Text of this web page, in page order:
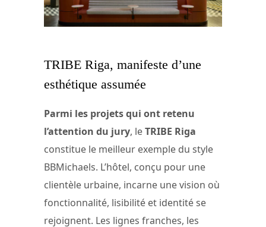
TRIBE Riga, manifeste d’une
esthétique assumée
Parmi les projets qui ont retenu
l’attention du jury, leTRIBE Riga
constitue le meilleur exemple du style
BBMichaels. L’hôtel, conçu pour une
clientèle urbaine, incarne une vision où
fonctionnalité, lisibilité et identité se
rejoignent. Les lignes franches, les